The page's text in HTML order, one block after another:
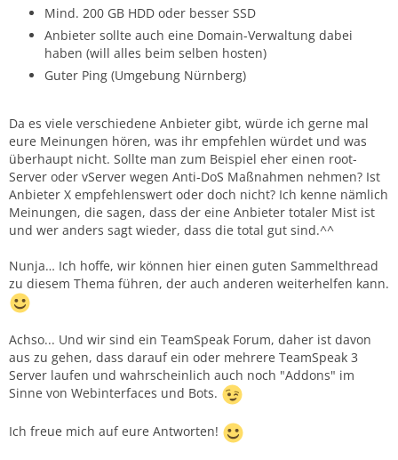
Mind. 200 GB HDD oder besser SSD
Anbieter sollte auch eine Domain-Verwaltung dabei
haben (will alles beim selben hosten)
Guter Ping (Umgebung Nürnberg)
Da es viele verschiedene Anbieter gibt, würde ich gerne mal
eure Meinungen hören, was ihr empfehlen würdet und was
überhaupt nicht. Sollte man zum Beispiel eher einen root-
Server oder vServer wegen Anti-DoS Maßnahmen nehmen? Ist
Anbieter X empfehlenswert oder doch nicht? Ich kenne nämlich
Meinungen, die sagen, dass der eine Anbieter totaler Mist ist
und wer anders sagt wieder, dass die total gut sind.^^
Nunja… Ich hoffe, wir können hier einen guten Sammelthread
zu diesem Thema führen, der auch anderen weiterhelfen kann.
Achso... Und wir sind ein TeamSpeak Forum, daher ist davon
aus zu gehen, dass darauf ein oder mehrere TeamSpeak 3
Server laufen und wahrscheinlich auch noch "Addons" im
Sinne von Webinterfaces und Bots.
Ich freue mich auf eure Antworten!